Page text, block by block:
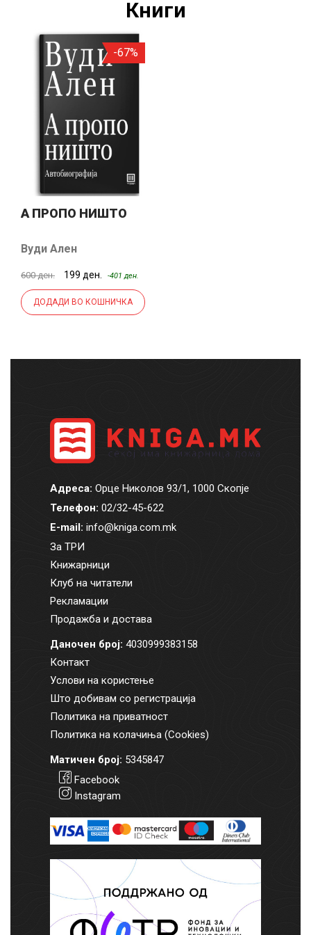
Книги
-67%
А ПРОПО НИШТО
Вуди Ален
600 ден. 199 ден. -401 ден.
ДОДАДИ ВО КОШНИЧКА
Адреса: Орце Николов 93/1, 1000 Скопје
Телефон: 02/32-45-622
E-mail: info@kniga.com.mk
За ТРИ
Книжарници
Клуб на читатели
Рекламации
Продажба и достава
Даночен број: 4030999383158
Контакт
Услови на користење
Што добивам со регистрација
Политика на приватност
Политика на колачиња (Cookies)
Матичен број: 5345847
Facebook
Instagram